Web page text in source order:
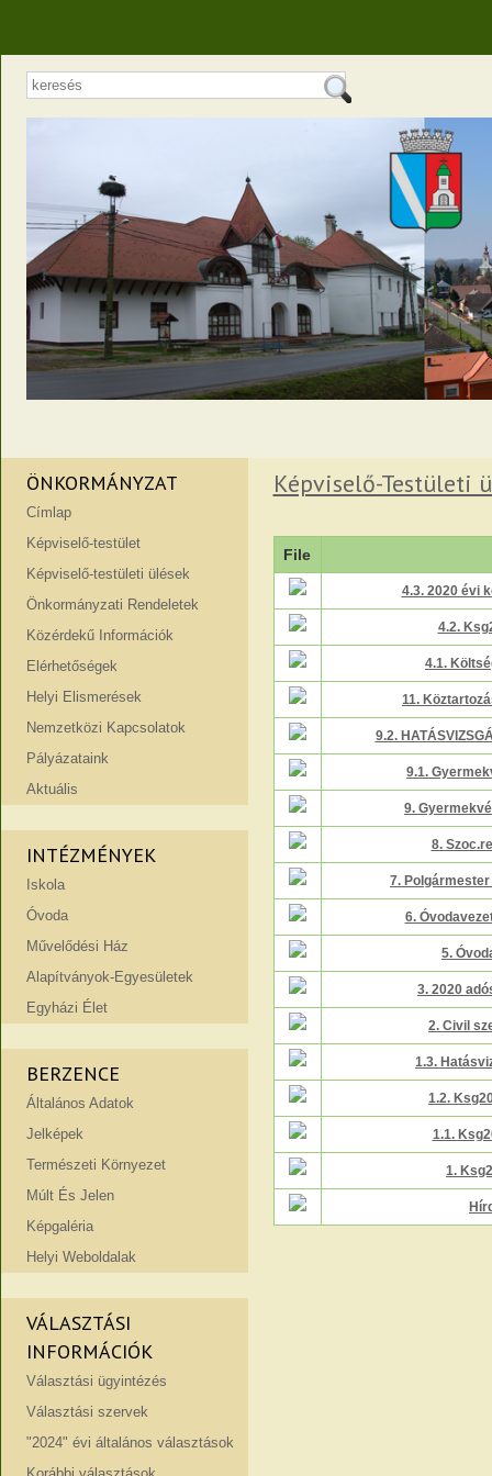
ÖNKORMÁNYZAT
Címlap
Képviselő-testület
Képviselő-testületi ülések
Önkormányzati Rendeletek
Közérdekű Információk
Elérhetőségek
Helyi Elismerések
Nemzetközi Kapcsolatok
Pályázataink
Aktuális
INTÉZMÉNYEK
Iskola
Óvoda
Művelődési Ház
Alapítványok-Egyesületek
Egyházi Élet
BERZENCE
Általános Adatok
Jelképek
Természeti Környezet
Múlt És Jelen
Képgaléria
Helyi Weboldalak
VÁLASZTÁSI
INFORMÁCIÓK
Választási ügyintézés
Választási szervek
"2024" évi általános választások
Képviselő-Testületi
File
4.3. 2020 évi
4.2.
4.1.
11.
9.2.
9.1.
9.
8.
7.
6.
5.
3. 2020
2. Civil
1.3.
1.2.
1.1.
1.